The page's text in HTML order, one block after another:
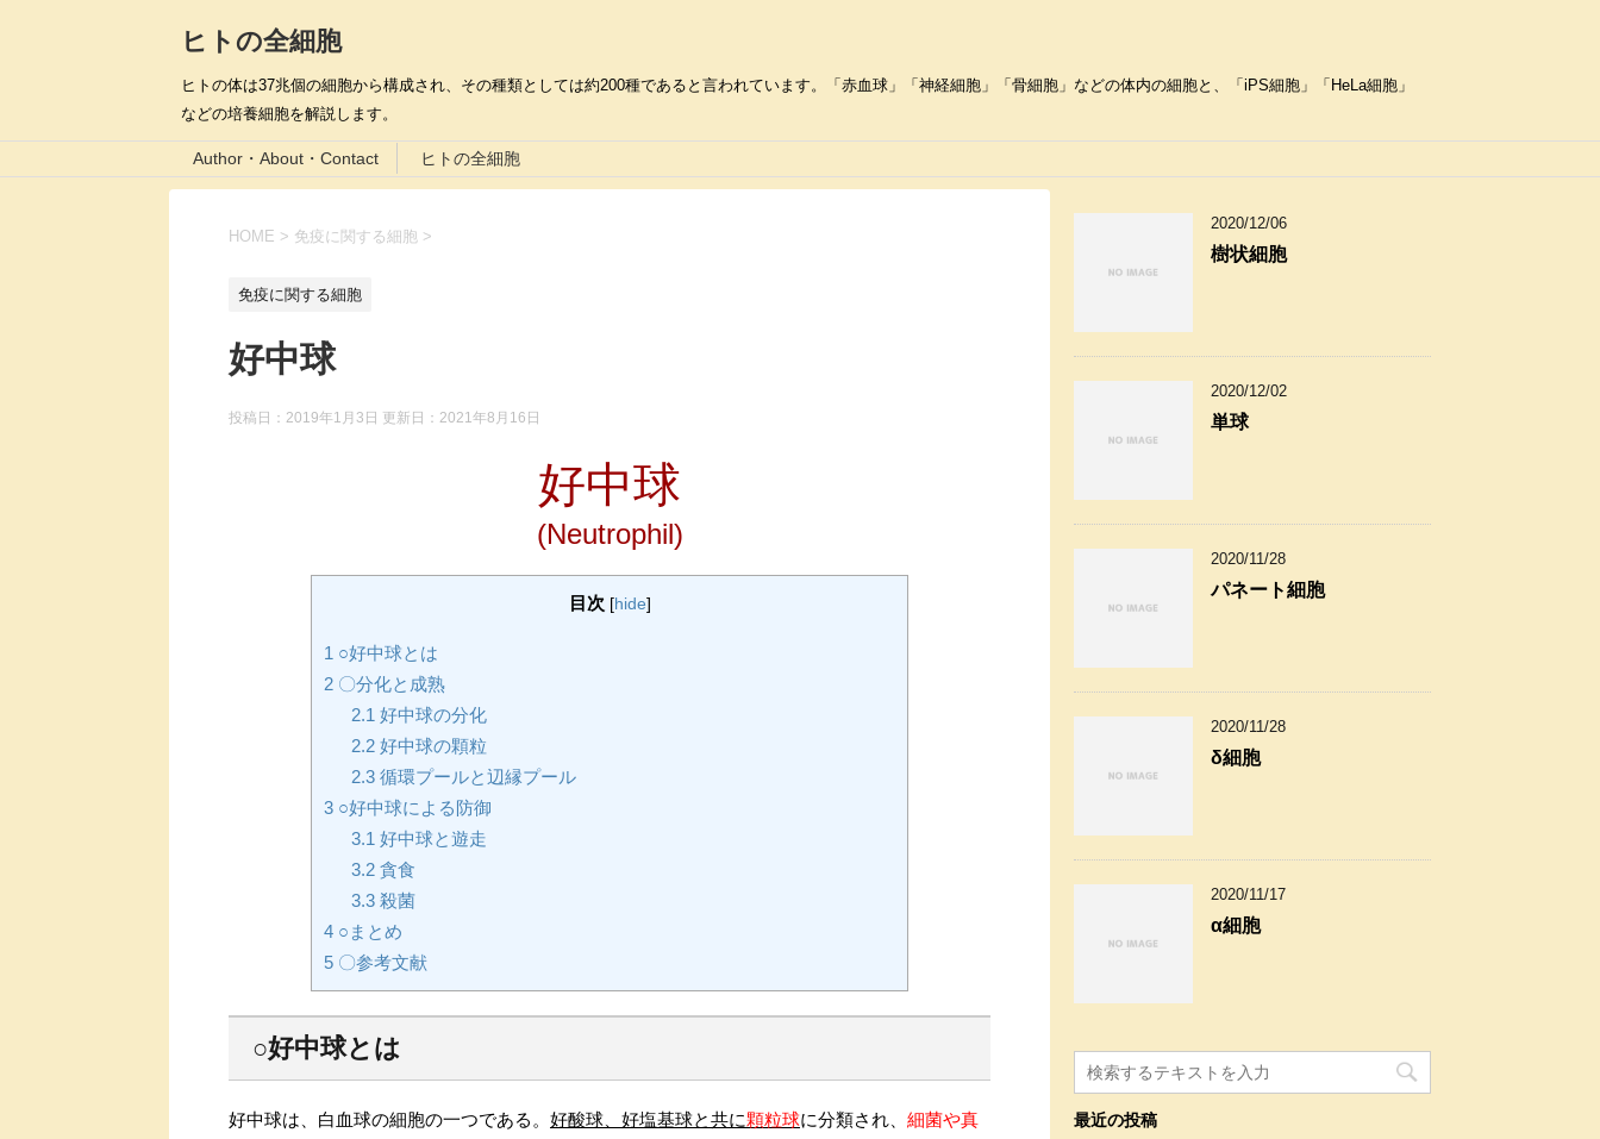
ヒトの全細胞
ヒトの体は37兆個の細胞から構成され、その種類としては約200種であると言われています。「赤血球」「神経細胞」「骨細胞」などの体内の細胞と、「iPS細胞」「HeLa細胞」
などの培養細胞を解説します。
Author・About・Contact ヒトの全細胞
HOME > 免疫に関する細胞 >
免疫に関する細胞
好中球
投稿日：2019年1月3日 更新日： 2021年8月16日
好中球
(Neutrophil)
目次 [hide]
1 ○好中球とは
2 〇分化と成熟
2.1 好中球の分化
2.2好中球の顆粒
2.3循環プールと辺縁プール
3 ○好中球による防御
3.1 好中球と遊走
3.2貪食
3.3殺菌
4 ○まとめ
5 〇参考文献
○好中球とは
好中球は、白血球の細胞の一つである。 好酸球、好塩基球と共に顆粒球に分類され、 細菌や真
2020/12/06
樹状細胞
2020/12/02
単球
2020/11/28
パネート細胞
2020/11/28
δ細胞
2020/11/17
α細胞
最近の投稿